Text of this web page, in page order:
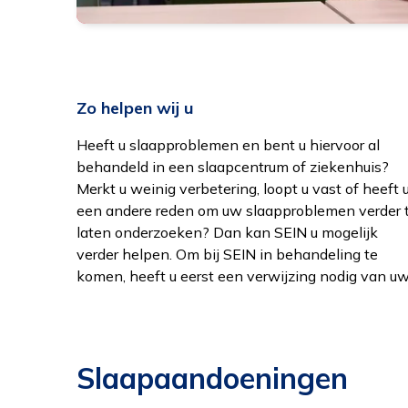
Zo helpen wij u
Heeft u slaapproblemen en bent u hiervoor al
behandeld in een slaapcentrum of ziekenhuis?
Merkt u weinig verbetering, loopt u vast of heeft u
een andere reden om uw slaapproblemen verder
laten onderzoeken? Dan kan SEIN u mogelijk
verder helpen. Om bij SEIN in behandeling te
komen, heeft u eerst een verwijzing nodig van
behandelaar, huisarts of medisch specialist. Als
derdelijns slaapwaakcentrum kijken wij met ons
multidisciplinaire team nog eens uitgebreid naar
uw slaapproblemen. Nadat u bent verwezen,
een eerste gesprek met één van onze
slaapspecialisten. Daarna plannen we één of
meerdere onderzoeken in. Tijdens
uitslaggesprek bespreken we de resultaten en
meestal starten we daarna een kortdurende
behandeling om u verder te helpen. Zodra dat
mogelijk is, ronden we de zorg af of verwijzen we
met een behandeladvies terug naar uw
Slaapaandoeningen